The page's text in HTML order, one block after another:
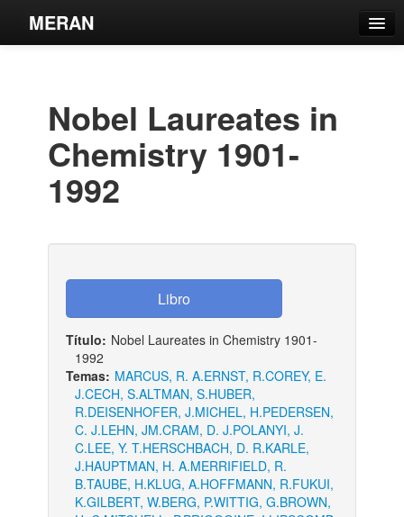
MERAN
Estantes Virtuales
Nobel Laureates in
Chemistry 1901-
1992
Título: Nobel Laureates in Chemistry 1901-
1992
Temas: MARCUS, R. A.ERNST, R.COREY, E.
J.CECH, S.ALTMAN, S.HUBER,
R.DEISENHOFER, J.MICHEL, H.PEDERSEN,
C. J.LEHN, JM.CRAM, D. J.POLANYI, J.
C.LEE, Y. T.HERSCHBACH, D. R.KARLE,
J.HAUPTMAN, H. A.MERRIFIELD, R.
B.TAUBE, H.KLUG, A.HOFFMANN, R.FUKUI,
K.GILBERT, W.BERG, P.WITTIG, G.BROWN,